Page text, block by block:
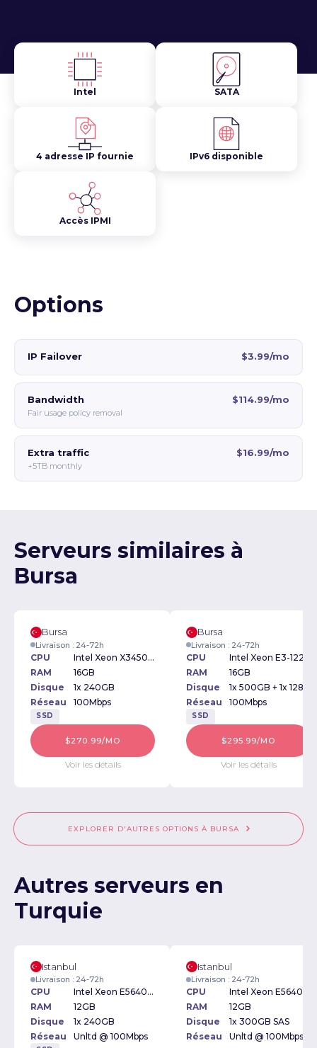
Intel SATA
4 adresse IP fournie IPv6 disponible
Accès IPMI
Options
IP Failover $3.99/mo
Bandwidth
Fair usage policy removal
$114.99/mo
Extra traffic
+5TB monthly
$16.99/mo
Serveurs similaires à
Bursa
Bursa
Livraison : 24-72h
CPU
Intel Xeon X3450 2.66GHz
RAM
16GB
Disque
1x 240GB
Réseau
100Mbps
SSD
$270.99/MO
Voir les détails
Bursa
Livraison : 24-72h
CPU
RAM
16GB
Disque
Réseau
100Mbps
SSD
$295.99/MO
Voir les détails
EXPLORER D'AUTRES OPTIONS À BURSA
Autres serveurs en
Turquie
Istanbul
Livraison : 24-72h
CPU
Intel Xeon E5640 2.66GHz
RAM
12GB
Disque
1x 240GB
Réseau
Unltd @ 100Mbps
Istanbul
Livraison : 24-72h
CPU
RAM
12GB
Disque
1x 300GB SAS
Réseau
Unltd @ 100Mbps